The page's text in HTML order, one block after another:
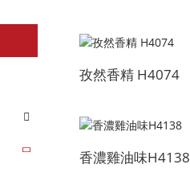
孜然香精 H4074
香濃雞油味H4138